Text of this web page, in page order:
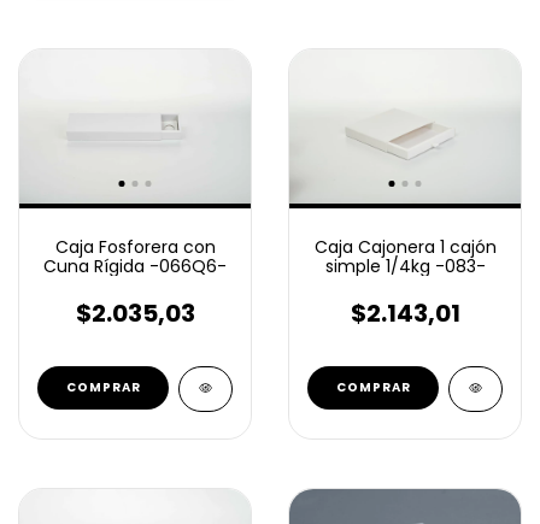
Caja Fosforera con
Cuna Rígida -066Q6-
$2.035,03
COMPRAR
Caja Cajonera 1 cajón
simple 1/4kg -083-
$2.143,01
COMPRAR